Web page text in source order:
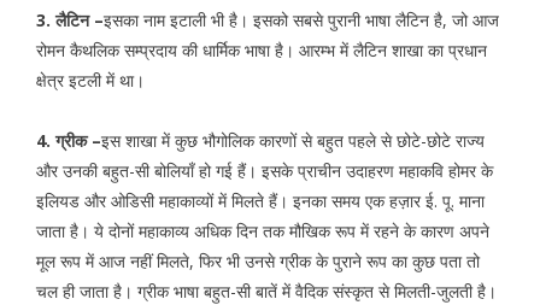
3. लैटिन –इसका नाम इटाली भी है। इसको सबसे पुरानी भाषा लैटिन है, जो आज
रोमन कैथलिक सम्प्रदाय की धार्मिक भाषा है। आरम्भ में लैटिन शाखा का प्रधान
क्षेत्र इटली में था।
4. ग्रीक –इस शाखा में कुछ भौगोलिक कारणों से बहुत पहले से छोटे-छोटे राज्य
और उनकी बहुत-सी बोलियाँ हो गई हैं। इसके प्राचीन उदाहरण महाकवि होमर के
इलियड और ओडिसी महाकाव्यों में मिलते हैं। इनका समय एक हज़ार ई. पू. माना
जाता है। ये दोनों महाकाव्य अधिक दिन तक मौखिक रूप में रहने के कारण अपने
मूल रूप में आज नहीं मिलते, फिर भी उनसे ग्रीक के पुराने रूप का कुछ पता तो
चल ही जाता है। ग्रीक भाषा बहुत-सी बातें में वैदिक संस्कृत से मिलती-जुलती है।